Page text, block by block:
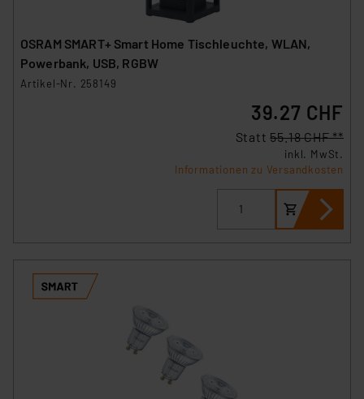
OSRAM SMART+ Smart Home Tischleuchte, WLAN,
Powerbank, USB, RGBW
Artikel-Nr. 258149
39.27 CHF
Statt55.18 CHF **
inkl. MwSt.
Informationen zu Versandkosten